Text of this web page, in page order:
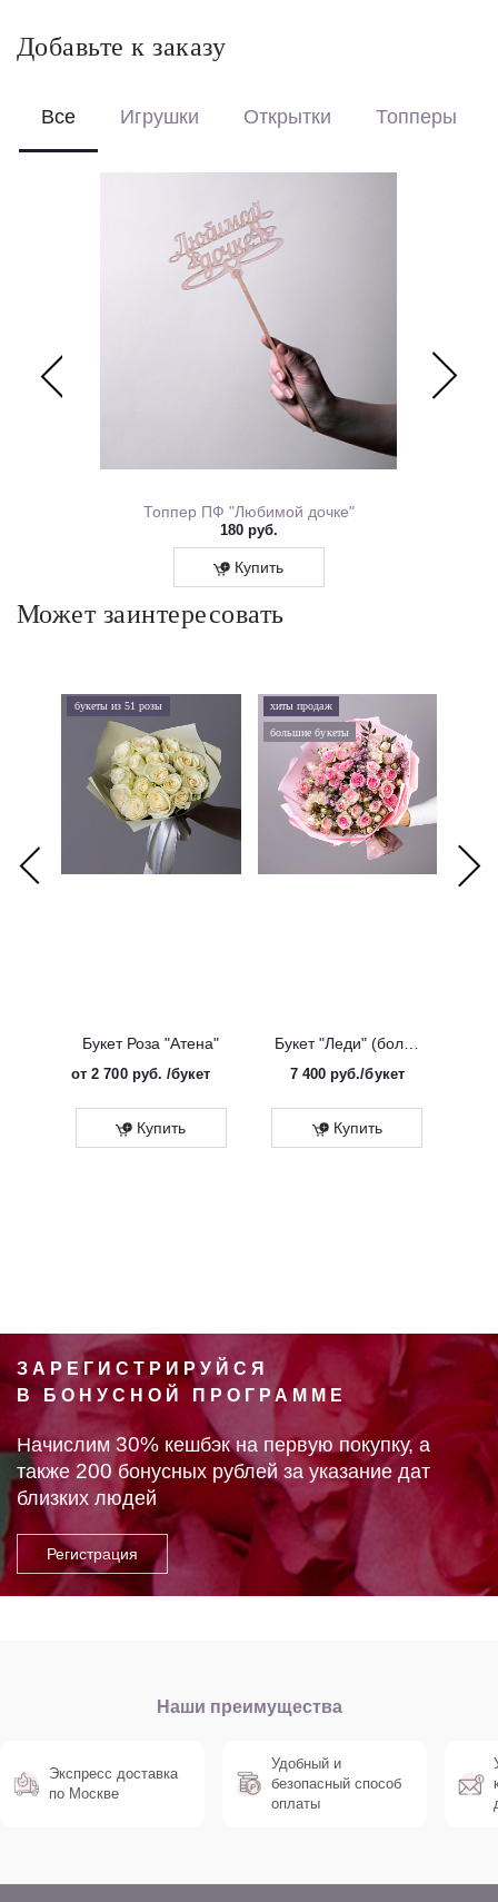
Перевяжем лентой – идеальный минималистичный вариант
Добавьте к заказу
Все Игрушки Открытки Топперы
Топпер ПФ "Любимой дочке"
180 руб.
Купить
Может заинтересовать
букеты из 51 розы
Букет Роза "Атена"
от2 700 руб. /букет
Купить
хиты продаж
большие букеты
Букет "Леди" (большой)
7 400 руб./букет
Купить
ЗАРЕГИСТРИРУЙСЯ
В БОНУСНОЙ ПРОГРАММЕ
Начислим 30% кешбэк на первую покупку, а
также 200 бонусных рублей за указание дат
близких людей
Наши преимущества
Экспресс доставка
по Москве
Удобный и
безопасный способ
оплаты